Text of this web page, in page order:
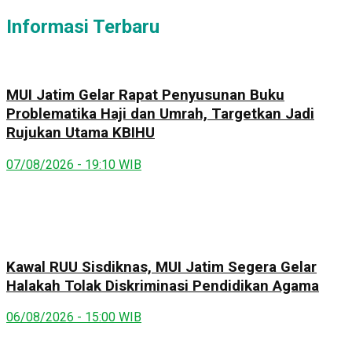
Informasi Terbaru
MUI Jatim Gelar Rapat Penyusunan Buku
Problematika Haji dan Umrah, Targetkan Jadi
Rujukan Utama KBIHU
07/08/2026 - 19:10 WIB
Kawal RUU Sisdiknas, MUI Jatim Segera Gelar
Halakah Tolak Diskriminasi Pendidikan Agama
06/08/2026 - 15:00 WIB